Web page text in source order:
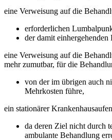
eine Verweisung auf die
erforderlichen
der damit einhergehenden
eine Verweisung auf die
mehr zumutbar, für die
von der im übrigen auch
Mehrkosten führe,
ein stationärer
da deren Ziel nicht durch
ambulante Behandlung